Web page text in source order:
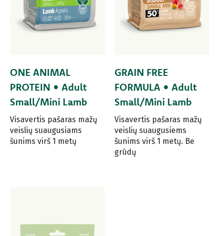
ONE ANIMAL
PROTEIN • Adult
Small/Mini Lamb
Visavertis pašaras mažų
veislių suaugusiams
šunims virš 1 metų
GRAIN FREE
FORMULA • Adult
Small/Mini Lamb
Visavertis pašaras mažų
veislių suaugusiems
šunims virš 1 metų. Be
grūdų